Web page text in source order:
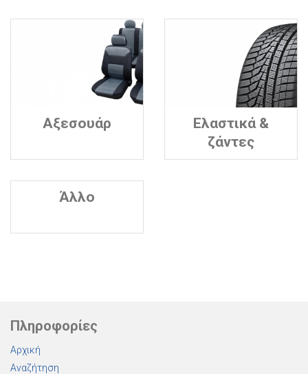
Αξεσουάρ
Ελαστικά &
ζάντες
Άλλο
Πληροφορίες
Αρχική
Αναζήτηση